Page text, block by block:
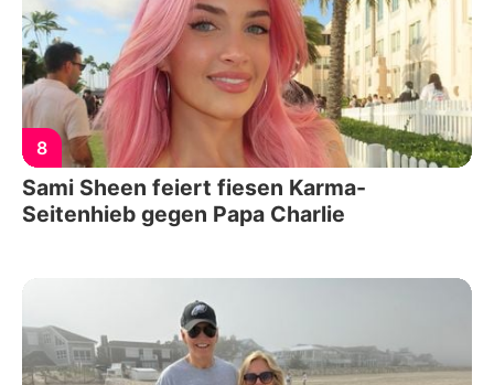
8
Sami Sheen feiert fiesen Karma-
Seitenhieb gegen Papa Charlie